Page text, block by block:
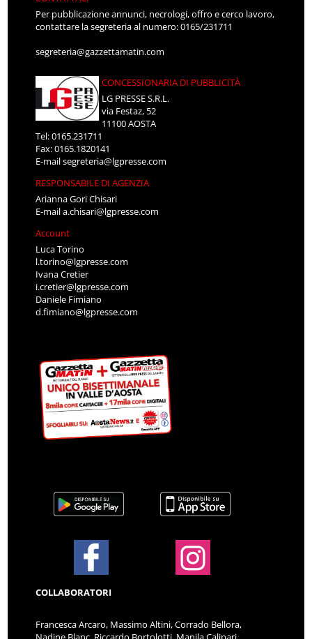
Per pubblicazione annunci, necrologi, offro e cerco lavoro,
contattare la segreteria al numero: 0165/231711
segreteria@gazzettamatin.com
CONCESSIONARIA DI PUBBLICITÀ
LG PRESSE S.R.L.
via Festaz, 52
11100 AOSTA
Tel: 0165.231711
Fax: 0165.1820141
E-mailsegreteria@lgpresse.com
RESPONSABILE DI AGENZIA
Arianna Gori Chisari
E-maila.chisari@lgpresse.com
Account
Luca Torino
l.torino@lgpresse.com
Ivana Cretier
i.cretier@lgpresse.com
Daniele Fimiano
d.fimiano@lgpresse.com
COLLABORATORI
Francesca Arcaro, Massimo Altini, Corrado Bellora,